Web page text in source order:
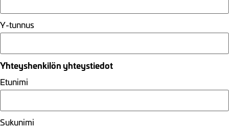
Y-tunnus
Yhteyshenkilön yhteystiedot
Etunimi
Sukunimi